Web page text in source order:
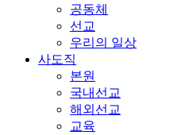
공동체
선교
우리의 일상
사도직
본원
국내선교
해외선교
교육